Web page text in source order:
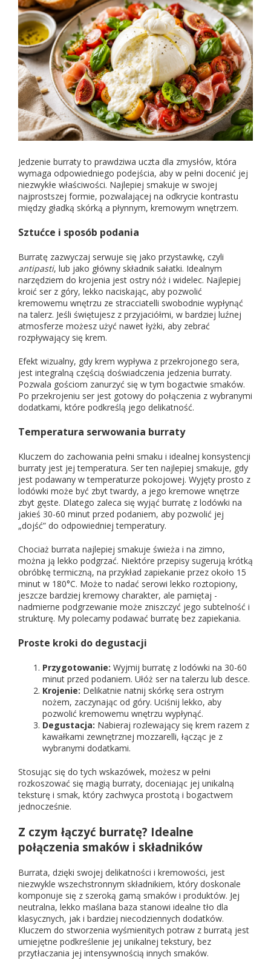
Jedzenie burraty to prawdziwa uczta dla zmysłów, która
wymaga odpowiedniego podejścia, aby w pełni docenić jej
niezwykłe właściwości. Najlepiej smakuje w swojej
najprostszej formie, pozwalającej na odkrycie kontrastu
między gładką skórką a płynnym, kremowym wnętrzem.
Sztućce i sposób podania
Burratę zazwyczaj serwuje się jako przystawkę, czyli
antipasti, lub jako główny składnik sałatki. Idealnym
narzędziem do krojenia jest ostry nóż i widelec. Najlepiej
kroić ser z góry, lekko naciskając, aby pozwolić
kremowemu wnętrzu ze stracciatelli swobodnie wypłynąć
na talerz. Jeśli świętujesz z przyjaciółmi, w bardziej luźnej
atmosferze możesz użyć nawet łyżki, aby zebrać
rozpływający się krem.
Efekt wizualny, gdy krem wypływa z przekrojonego sera,
jest integralną częścią doświadczenia jedzenia burraty.
Pozwala gościom zanurzyć się w tym bogactwie smaków.
Po przekrojeniu ser jest gotowy do połączenia z wybranymi
dodatkami, które podkreślą jego delikatność.
Temperatura serwowania burraty
Kluczem do zachowania pełni smaku i idealnej konsystencji
burraty jest jej temperatura. Ser ten najlepiej smakuje, gdy
jest podawany w temperaturze pokojowej. Wyjęty prosto z
lodówki może być zbyt twardy, a jego kremowe wnętrze
zbyt gęste. Dlatego zaleca się wyjąć burratę z lodówki na
jakieś 30-60 minut przed podaniem, aby pozwolić jej
„dojść” do odpowiedniej temperatury.
Chociaż burrata najlepiej smakuje świeża i na zimno,
można ją lekko podgrzać. Niektóre przepisy sugerują krótką
obróbkę termiczną, na przykład zapiekanie przez około 15
minut w 180°C. Może to nadać serowi lekko roztopiony,
jeszcze bardziej kremowy charakter, ale pamiętaj -
nadmierne podgrzewanie może zniszczyć jego subtelność i
strukturę. My polecamy podawać burratę bez zapiekania.
Proste kroki do degustacji
Przygotowanie: Wyjmij burratę z lodówki na 30-60
minut przed podaniem. Ułóż ser na talerzu lub desce.
Krojenie: Delikatnie natnij skórkę sera ostrym
nożem, zaczynając od góry. Uciśnij lekko, aby
pozwolić kremowemu wnętrzu wypłynąć.
Degustacja: Nabieraj rozlewający się krem razem z
kawałkami zewnętrznej mozzarelli, łącząc je z
wybranymi dodatkami.
Stosując się do tych wskazówek, możesz w pełni
rozkoszować się magią burraty, doceniając jej unikalną
teksturę i smak, który zachwyca prostotą i bogactwem
jednocześnie.
Z czym łączyć burratę? Idealne
połączenia smaków i składników
Burrata, dzięki swojej delikatności i kremowości, jest
niezwykle wszechstronnym składnikiem, który doskonale
komponuje się z szeroką gamą smaków i produktów. Jej
neutralna, lekko maślana baza stanowi idealne tło dla
klasycznych, jak i bardziej niecodziennych dodatków.
Kluczem do stworzenia wyśmienitych potraw z burratą jest
umiejętne podkreślenie jej unikalnej tekstury, bez
przytłaczania jej intensywnością innych smaków.